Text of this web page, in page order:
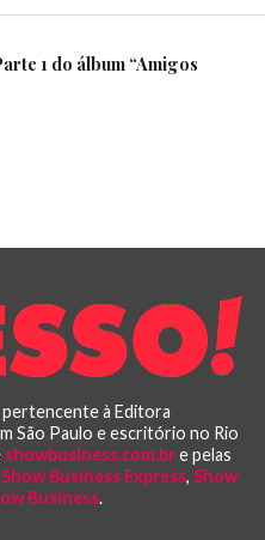
1 do álbum “Amigos
à Editora
São Paulo e escritório no Rio
showbusiness.com.bre pelas
Show Business Express, Show
Business.